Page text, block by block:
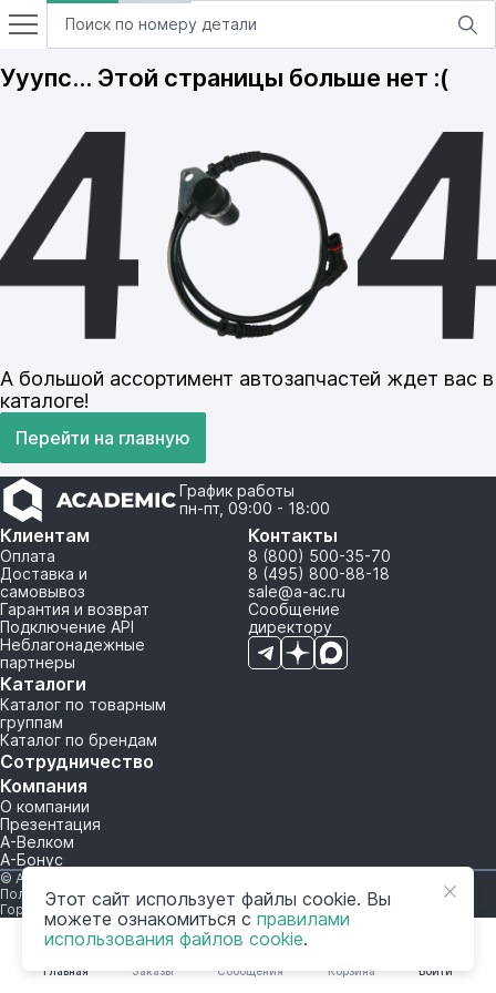
Главная Войти
Заказы Сообщения Корзина
Ууупс… Этой страницы больше нет :(
А большой ассортимент автозапчастей ждет вас в
каталоге!
Перейти на главную
График работы
пн-пт, 09:00 - 18:00
Клиентам
Оплата
Доставка и
самовывоз
Гарантия и возврат
Подключение API
Неблагонадежные
партнеры
Каталоги
Каталог по товарным
группам
Каталог по брендам
Сотрудничество
Компания
О компании
Презентация
А-Велком
А-Бонус
Контакты
8 (800) 500-35-70
8 (495) 800-88-18
sale@a-ac.ru
Сообщение
директору
© A-AC.RU 2015-2026. Все права защищены.
Политика обработки персональных данных
Горячая линия корпоративного регулирования и контроля
Этот сайт использует файлы cookie. Вы
можете ознакомиться с правилами
использования файлов cookie.